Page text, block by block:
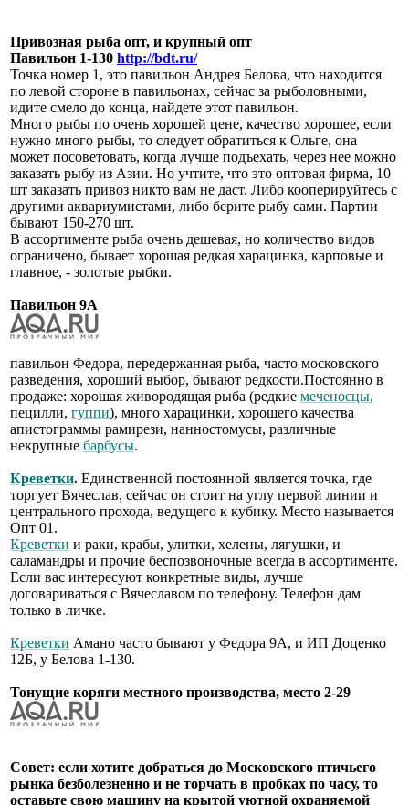
Привозная рыба опт, и крупный опт
Павильон 1-130 http://bdt.ru/
Точка номер 1, это павильон Андрея Белова, что находится
по левой стороне в павильонах, сейчас за рыболовными,
идите смело до конца, найдете этот павильон.
Много рыбы по очень хорошей цене, качество хорошее, если
нужно много рыбы, то следует обратиться к Ольге, она
может посоветовать, когда лучше подъехать, через нее можно
заказать рыбу из Азии. Но учтите, что это оптовая фирма, 10
шт заказать привоз никто вам не даст. Либо кооперируйтесь с
другими аквариумистами, либо берите рыбу сами. Партии
бывают 150-270 шт.
В ассортименте рыба очень дешевая, но количество видов
ограничено, бывает хорошая редкая харацинка, карповые и
главное, - золотые рыбки.
Павильон 9А
павильон Федора, передержанная рыба, часто московского
разведения, хороший выбор, бывают редкости.Постоянно в
продаже: хорошая живородящая рыба (редкие меченосцы,
пецилли, гуппи), много харацинки, хорошего качества
апистограммы рамирези, нанностомусы, различные
некрупные барбусы.
Креветки. Единственной постоянной является точка, где
торгует Вячеслав, сейчас он стоит на углу первой линии и
центрального прохода, ведущего к кубику. Место называется
Опт 01.
Креветки и раки, крабы, улитки, хелены, лягушки, и
саламандры и прочие беспозвоночные всегда в ассортименте.
Если вас интересуют конкретные виды, лучше
договариваться с Вячеславом по телефону. Телефон дам
только в личке.
Креветки Амано часто бывают у Федора 9А, и ИП Доценко
12Б, у Белова 1-130.
Тонущие коряги местного производства, место 2-29
Совет: если хотите добраться до Московского птичьего
рынка безболезненно и не торчать в пробках по часу, то
оставьте свою машину на крытой уютной охраняемой